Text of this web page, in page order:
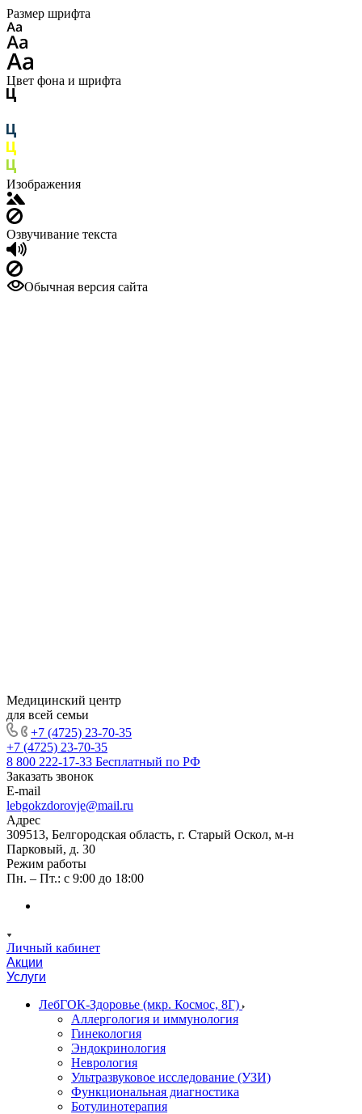
Размер шрифта
Цвет фона и шрифта
Изображения
Озвучивание текста
Обычная версия сайта
Медицинский центр
для всей семьи
+7 (4725) 23-70-35
+7 (4725) 23-70-35
8 800 222-17-33 Бесплатный по РФ
Заказать звонок
E-mail
lebgokzdorovje@mail.ru
Адрес
309513, Белгородская область, г. Старый Оскол, м-н
Парковый, д. 30
Режим работы
Пн. – Пт.: с 9:00 до 18:00
Личный кабинет
Акции
Услуги
ЛебГОК-Здоровье (мкр. Космос, 8Г)
Аллергология и иммунология
Гинекология
Эндокринология
Неврология
Ультразвуковое исследование (УЗИ)
Функциональная диагностика
Ботулинотерапия